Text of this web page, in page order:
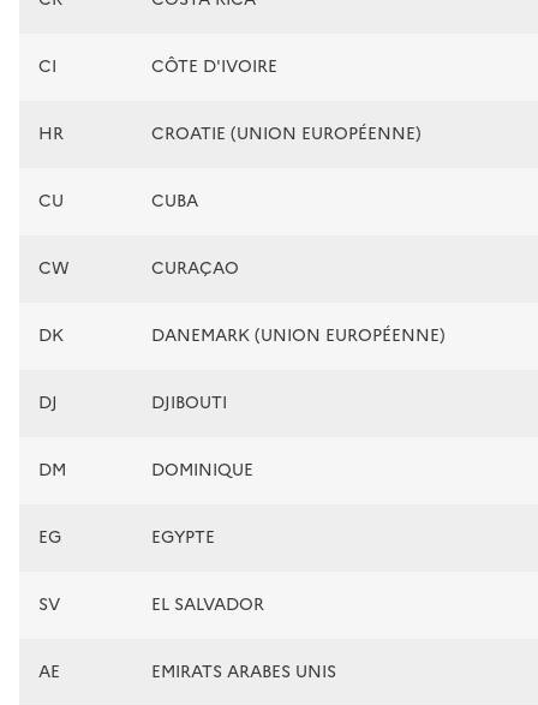
CI CÔTE D'IVOIRE
HR CROATIE (UNION EUROPÉENNE)
CU CUBA
CW CURAÇAO
DK DANEMARK (UNION EUROPÉENNE)
DJ DJIBOUTI
DM DOMINIQUE
EG EGYPTE
SV EL SALVADOR
AE EMIRATS ARABES UNIS